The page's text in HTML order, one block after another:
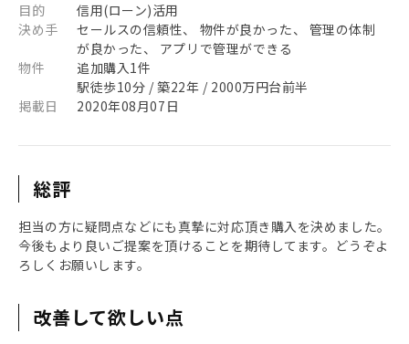
目的
信用(ローン)活用
決め手
セールスの信頼性、 物件が良かった、 管理の体制
が良かった、 アプリで管理ができる
物件
追加購入1件
駅徒歩10分 / 築22年 / 2000万円台前半
掲載日
2020年08月07日
総評
担当の方に疑問点などにも真摯に対応頂き購入を決めました。
今後もより良いご提案を頂けることを期待してます。どうぞよ
ろしくお願いします。
改善して欲しい点